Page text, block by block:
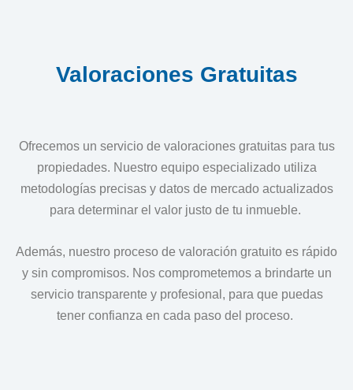
Valoraciones Gratuitas
Ofrecemos un servicio de valoraciones gratuitas para tus
propiedades. Nuestro equipo especializado utiliza
metodologías precisas y datos de mercado actualizados
para determinar el valor justo de tu inmueble.
Además, nuestro proceso de valoración gratuito es rápido
y sin compromisos. Nos comprometemos a brindarte un
servicio transparente y profesional, para que puedas
tener confianza en cada paso del proceso.